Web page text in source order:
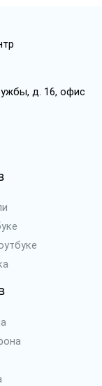
д. 16, офис